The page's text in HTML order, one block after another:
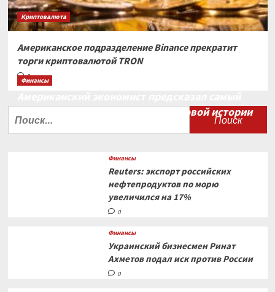
Криптовалюта
Американское подразделение Binance прекратит
торги криптовалютой TRON
0
Финансы
большой финансовый крах в мировой истории
Финансы
Reuters: экспорт российских
нефтепродуктов по морю
увеличился на 17%
0
Финансы
Украинский бизнесмен Ринат
Ахметов подал иск против России
0